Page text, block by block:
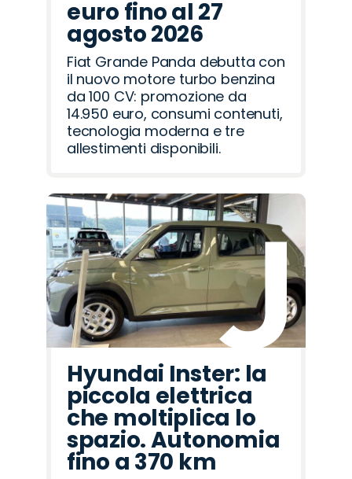
euro fino al 27
agosto 2026
Fiat Grande Panda debutta con
il nuovo motore turbo benzina
da 100 CV: promozione da
14.950 euro, consumi contenuti,
tecnologia moderna e tre
allestimenti disponibili.
Hyundai Inster: la
piccola elettrica
che moltiplica lo
spazio. Autonomia
fino a 370 km